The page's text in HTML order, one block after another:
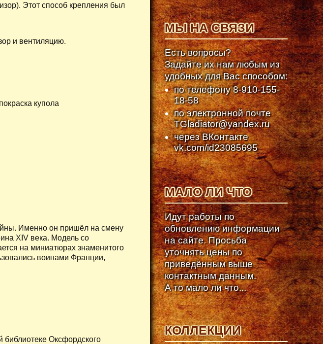
Этот способ крепления был
и вентиляцию.
купола
Именно он пришёл на смену
XIV века. Модель со
на миниатюрах знаменитого
воинами Франции,
Оксфордского
МЫ НА СВЯЗИ
Есть вопросы?
Задайте их нам любым из
удобных для Вас способом:
по телефону8-910-155-
18-58
по электронной почте
TGladiator@yandex.ru
через ВКонтакте
vk.com/id23085695
МАЛО ЛИ ЧТО
Идут работы по
обновлению информации
на сайте. Просьба
уточнять цены по
приведённым выше
контактным данным.
А то мало ли что...
КОЛЛЕКЦИИ